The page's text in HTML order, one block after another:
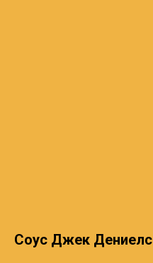
Соус Джек Дениелс